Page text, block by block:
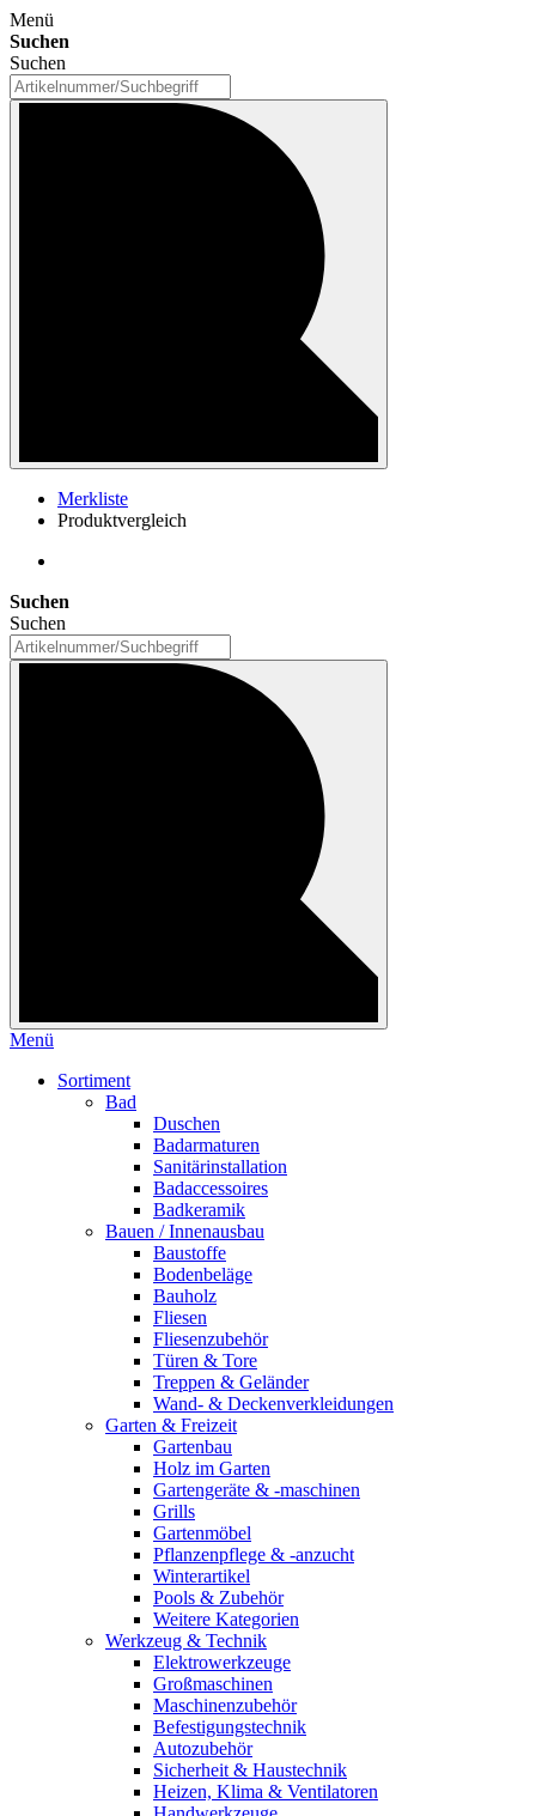
Menü
Suchen
Suchen
Merkliste
Produktvergleich
Suchen
Suchen
Menü
Sortiment
Bad
Duschen
Badarmaturen
Sanitärinstallation
Badaccessoires
Badkeramik
Bauen / Innenausbau
Baustoffe
Bodenbeläge
Bauholz
Fliesen
Fliesenzubehör
Türen & Tore
Treppen & Geländer
Wand- & Deckenverkleidungen
Garten & Freizeit
Gartenbau
Holz im Garten
Gartengeräte & -maschinen
Grills
Gartenmöbel
Pflanzenpflege & -anzucht
Winterartikel
Pools & Zubehör
Weitere Kategorien
Werkzeug & Technik
Elektrowerkzeuge
Großmaschinen
Maschinenzubehör
Befestigungstechnik
Autozubehör
Sicherheit & Haustechnik
Heizen, Klima & Ventilatoren